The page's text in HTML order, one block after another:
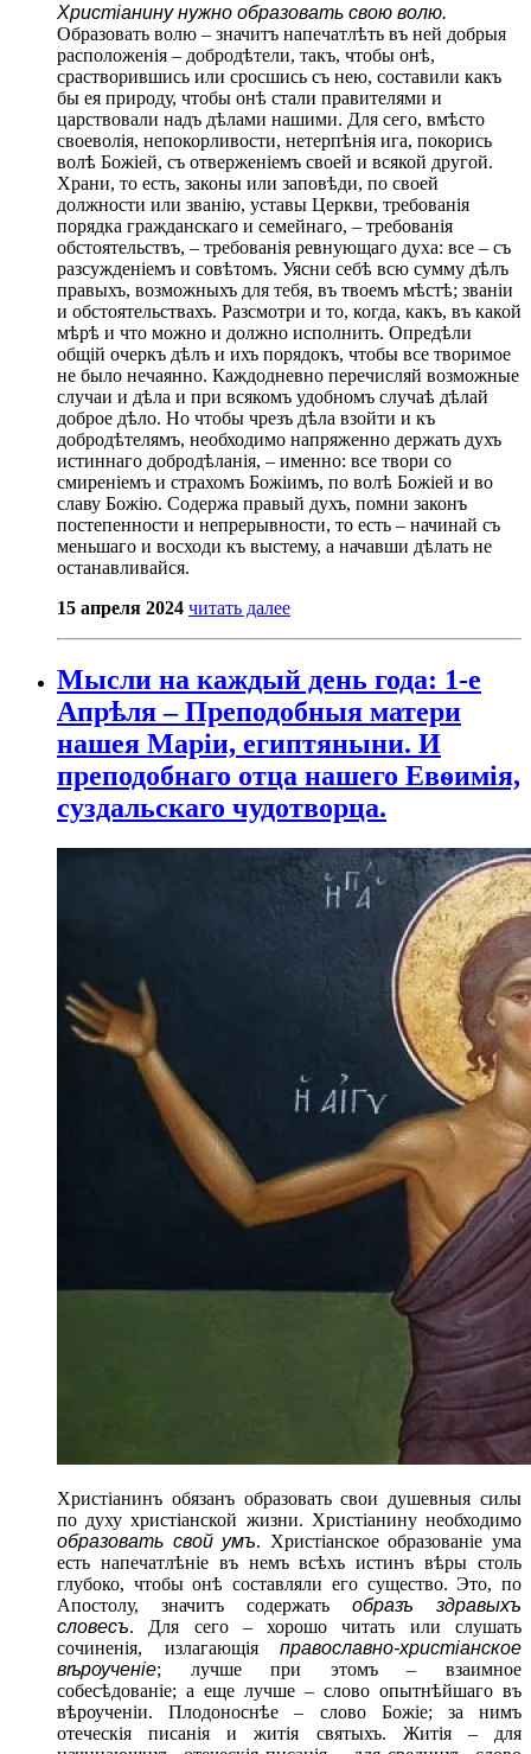
Христіанину нужно образовать свою волю.
Образовать волю – значитъ напечатлѣть въ ней добрыя
расположенія – добродѣтели, такъ, чтобы онѣ,
срастворившись или сросшись съ нею, составили какъ
бы ея природу, чтобы онѣ стали правителями и
царствовали надъ дѣлами нашими. Для сего, вмѣсто
своеволія, непокорливости, нетерпѣнія ига, покорись
волѣ Божіей, съ отверженіемъ своей и всякой другой.
Храни, то есть, законы или заповѣди, по своей
должности или званію, уставы Церкви, требованія
порядка гражданскаго и семейнаго, – требованія
обстоятельствъ, – требованія ревнующаго духа: все – съ
разсужденіемъ и совѣтомъ. Уясни себѣ всю сумму дѣлъ
правыхъ, возможныхъ для тебя, въ твоемъ мѣстѣ; званіи
и обстоятельствахъ. Разсмотри и то, когда, какъ, въ какой
мѣрѣ и что можно и должно исполнить. Опредѣли
общій очеркъ дѣлъ и ихъ порядокъ, чтобы все творимое
не было нечаянно. Каждодневно перечисляй возможные
случаи и дѣла и при всякомъ удобномъ случаѣ дѣлай
доброе дѣло. Но чтобы чрезъ дѣла взойти и къ
добродѣтелямъ, необходимо напряженно держать духъ
истиннаго добродѣланія, – именно: все твори со
смиреніемъ и страхомъ Божіимъ, по волѣ Божіей и во
славу Божію. Содержа правый духъ, помни законъ
постепенности и непрерывности, то есть – начинай съ
меньшаго и восходи къ выстему, а начавши дѣлать не
останавливайся.
15 апреля 2024 читать далее
Мысли на каждый день года: 1-е
Апрѣля – Преподобныя матери
нашея Маріи, египтяныни. И
преподобнаго отца нашего Евѳимія,
суздальскаго чудотворца.
Христіанинъ обязанъ образовать свои душевныя силы
по духу христіанской жизни. Христіанину необходимо
образовать свой умъ. Христіанское образованіе ума
есть напечатлѣніе въ немъ всѣхъ истинъ вѣры столь
глубоко, чтобы онѣ составляли его существо. Это, по
Апостолу, значитъ содержать образъ здравыхъ
словесъ. Для сего – хорошо читать или слушать
сочиненія, излагающія православно-христіанское
вѣроученіе; лучше при этомъ – взаимное
собесѣдованіе; а еще лучше – слово опытнѣйшаго въ
вѣроученіи. Плодоноснѣе – слово Божіе; за нимъ
отеческія писанія и житія святыхъ. Житія – для